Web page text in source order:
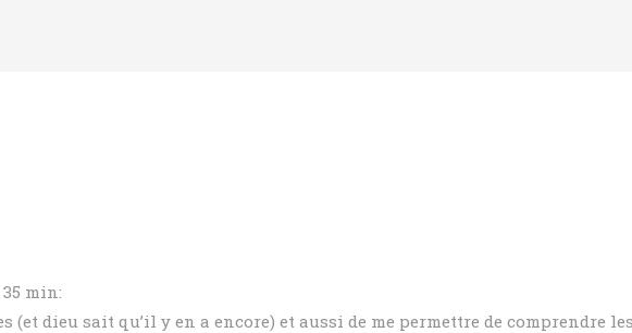
35 min:
(et dieu sait qu’il y en a encore) et aussi de me permettre de comprendre